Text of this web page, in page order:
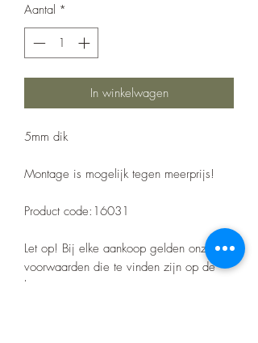
Aantal *
In winkelwagen
5mm dik
Montage is mogelijk tegen meerprijs!
Product code:16031
Let op! Bij elke aankoop gelden onze
voorwaarden die te vinden zijn op de
home pagina.